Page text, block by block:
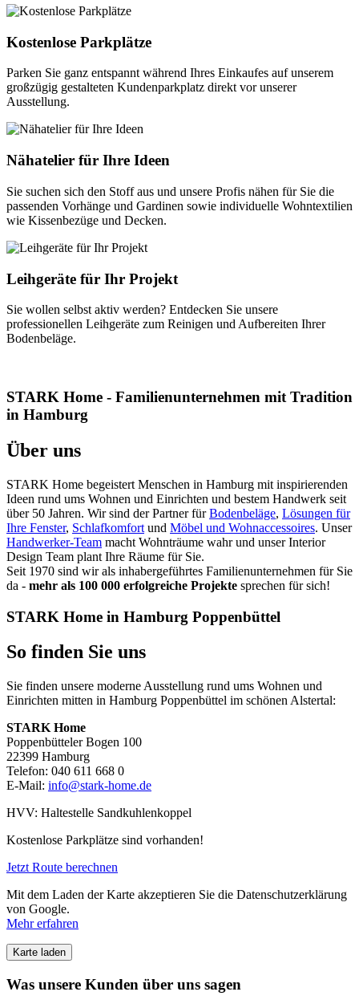
Kostenlose Parkplätze
Parken Sie ganz entspannt während Ihres Einkaufes auf unserem
großzügig gestalteten Kundenparkplatz direkt vor unserer
Ausstellung.
Nähatelier für Ihre Ideen
Sie suchen sich den Stoff aus und unsere Profis nähen für Sie die
passenden Vorhänge und Gardinen sowie individuelle Wohntextilien
wie Kissenbezüge und Decken.
Leihgeräte für Ihr Projekt
Sie wollen selbst aktiv werden? Entdecken Sie unsere
professionellen Leihgeräte zum Reinigen und Aufbereiten Ihrer
Bodenbeläge.
STARK Home - Familienunternehmen mit Tradition
in Hamburg
Über uns
STARK Home begeistert Menschen in Hamburg mit inspirierenden
Ideen rund ums Wohnen und Einrichten und bestem Handwerk seit
über 50 Jahren. Wir sind der Partner fürBodenbeläge, Lösungen für
Ihre Fenster, Schlafkomfort und Möbel und Wohnaccessoires. Unser
Handwerker-Team macht Wohnträume wahr und unser Interior
Design Team plant Ihre Räume für Sie.
Seit 1970 sind wir als inhabergeführtes Familienunternehmen für Sie
da - mehr als 100 000 erfolgreiche Projekte sprechen für sich!
STARK Home in Hamburg Poppenbüttel
So finden Sie uns
Sie finden unsere moderne Ausstellung rund ums Wohnen und
Einrichten mitten in Hamburg Poppenbüttel im schönen Alstertal:
STARK Home
Poppenbütteler Bogen 100
22399 Hamburg
Telefon: 040 611 668 0
E-Mail: info@stark-home.de
HVV: Haltestelle Sandkuhlenkoppel
Kostenlose Parkplätze sind vorhanden!
Jetzt Route berechnen
Mit dem Laden der Karte akzeptieren Sie die Datenschutzerklärung
von Google.
Mehr erfahren
Karte laden
Was unsere Kunden über uns sagen